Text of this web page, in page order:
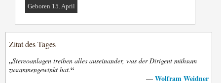
Geboren 15. April
Zitat des Tages
„Stereoanlagen treiben alles auseinander, was der Dirigent mühsam
zusammengewinkt hat.“
— Wolfram Weidner